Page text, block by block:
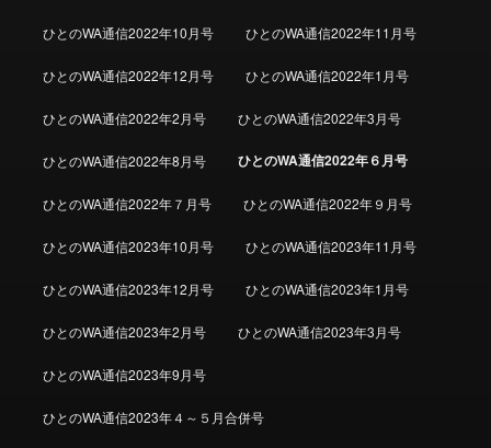
ひとのWA通信2022年10月号 ひとのWA通信2022年11月号
ひとのWA通信2022年12月号 ひとのWA通信2022年1月号
ひとのWA通信2022年2月号 ひとのWA通信2022年3月号
ひとのWA通信2022年8月号 ひとのWA通信2022年６月号
ひとのWA通信2022年７月号 ひとのWA通信2022年９月号
ひとのWA通信2023年10月号 ひとのWA通信2023年11月号
ひとのWA通信2023年12月号 ひとのWA通信2023年1月号
ひとのWA通信2023年2月号 ひとのWA通信2023年3月号
ひとのWA通信2023年9月号
ひとのWA通信2023年４～５月合併号